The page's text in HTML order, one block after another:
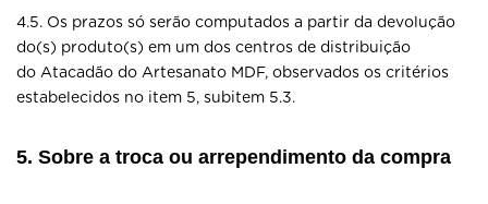
4.5. Os prazos só serão computados a partir da devolução
do(s) produto(s) em um dos centros de distribuição
do Atacadão do Artesanato MDF, observados os critérios
estabelecidos no item 5, subitem 5.3.
5. Sobre a troca ou arrependimento da compra